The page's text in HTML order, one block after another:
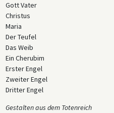
Gott Vater
Christus
Maria
Der Teufel
Das Weib
Ein Cherubim
Erster Engel
Zweiter Engel
Dritter Engel
Gestalten aus dem Totenreich